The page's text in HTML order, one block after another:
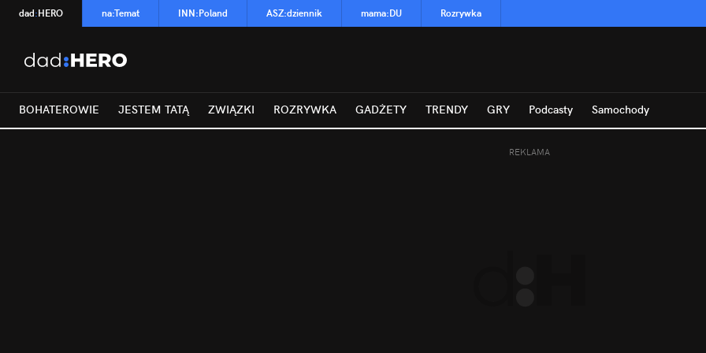
dad:HERO na:Temat INN:Poland ASZ:dziennik mama:DU Rozrywka
BOHATEROWIE JESTEM TATĄ ZWIĄZKI ROZRYWKA GADŻETY TRENDY GRY Podcasty Samochody
REKLAMA